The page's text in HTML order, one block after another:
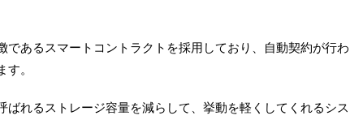
であるスマートコントラクトを採用しており、自動契約が行わ
。
ばれるストレージ容量を減らして、挙動を軽くしてくれるシス